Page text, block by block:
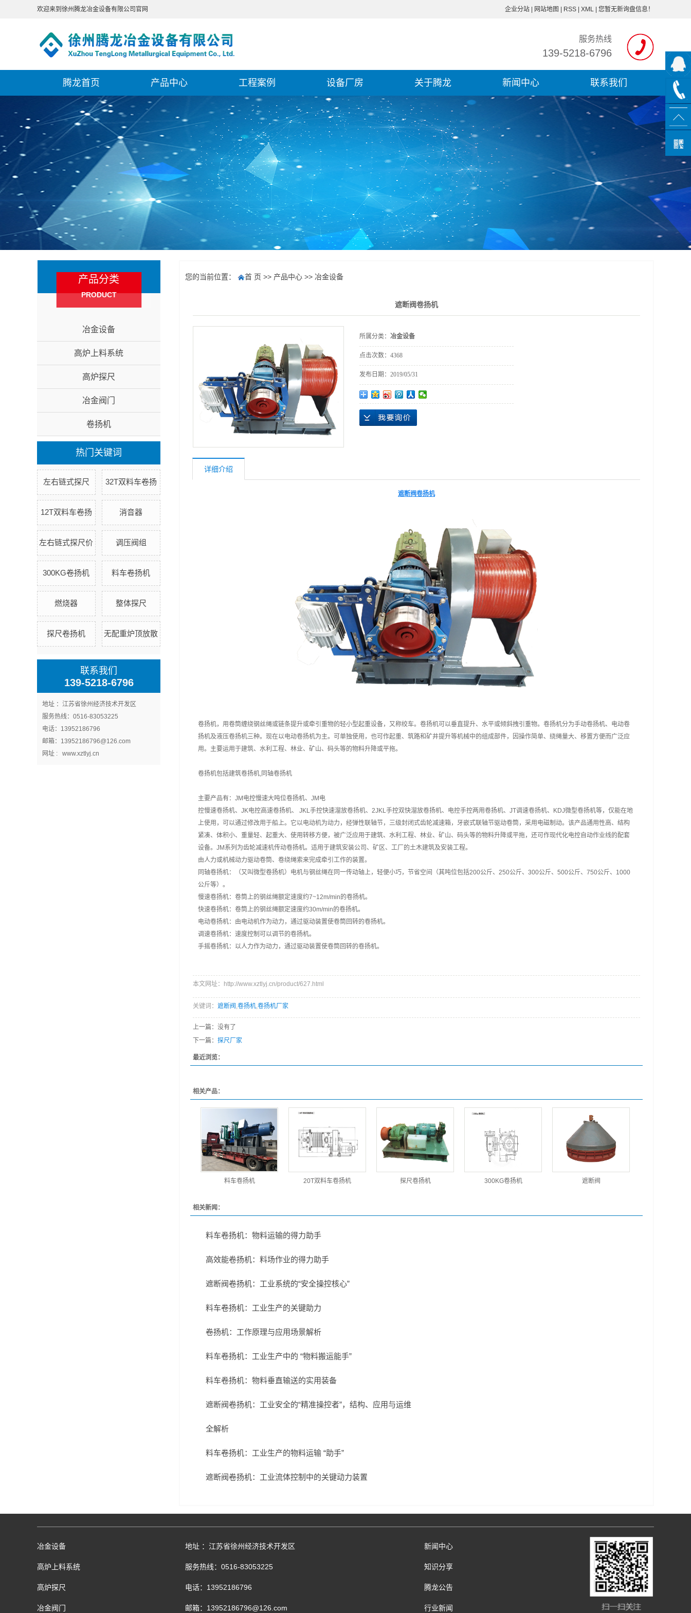
欢迎来到徐州腾龙冶金设备有限公司官网 企业分站 网站地图 RSS XML 您暂无新询盘信息！
服务热线
139-5218-6796
腾龙首页 产品中心
冶金设备
高炉上料系统
高炉探尺
冶金阀门
卷扬机
工程案例
冶金设备案例
设备厂房 关于腾龙
公司简介
联系我们
新闻中心 联系我们
产品分类
PRODUCT
冶金设备
高炉上料系统
高炉探尺
冶金阀门
卷扬机
热门关键词
左右链式探尺 32T双料车卷扬
12T双料车卷扬 消音器
左右链式探尺价 调压阀组
300KG卷扬机 料车卷扬机
燃烧器 整体探尺
探尺卷扬机 无配重炉顶放散
联系我们
139-5218-6796
地址 ：江苏省徐州经济技术开发区
服务热线：0516-83053225
电话：13952186796
邮箱：13952186796@126.com
网址 : www.xztlyj.cn
您的当前位置： 首 页 >> 产品中心 >> 冶金设备
遮断阀卷扬机
所属分类： 冶金设备
点击次数： 4368
发布日期： 2019/05/31
详细介绍
遮断阀卷扬机
卷扬机，用卷筒缠绕钢丝绳或链条提升或牵引重物的轻小型起重设备，又称绞车。卷扬机可以垂直提升、水平或倾斜拽引重物。卷扬机分为手动卷扬机、电动卷
扬机及液压卷扬机三种。现在以电动卷扬机为主。可单独使用，也可作起重、筑路和矿井提升等机械中的组成部件，因操作简单、绕绳量大、移置方便而广泛应
用。主要运用于建筑、水利工程、林业、矿山、码头等的物料升降或平拖。
卷扬机包括建筑卷扬机,同轴卷扬机
主要产品有：JM电控慢速大吨位卷扬机、JM电
控慢速卷扬机、JK电控高速卷扬机、 JKL手控快速溜放卷扬机、2JKL手控双快溜放卷扬机、电控手控两用卷扬机、JT调速卷扬机、KDJ微型卷扬机等，仅能在地
上使用，可以通过修改用于船上。它以电动机为动力，经弹性联轴节，三级封闭式齿轮减速箱，牙嵌式联轴节驱动卷筒，采用电磁制动。该产品通用性高、结构
紧凑、体积小、重量轻、起重大、使用转移方便，被广泛应用于建筑、水利工程、林业、矿山、码头等的物料升降或平拖，还可作现代化电控自动作业线的配套
设备。JM系列为齿轮减速机传动卷扬机。适用于建筑安装公司、矿区、工厂的土木建筑及安装工程。
由人力或机械动力驱动卷筒、卷绕绳索来完成牵引工作的装置。
同轴卷扬机：（又叫微型卷扬机）电机与钢丝绳在同一传动轴上，轻便小巧，节省空间（其吨位包括200公斤、250公斤、300公斤、500公斤、750公斤、1000
公斤等）。
慢速卷扬机：卷筒上的钢丝绳额定速度约7~12m/min的卷扬机。
快速卷扬机：卷筒上的钢丝绳额定速度约30m/min的卷扬机。
电动卷扬机：由电动机作为动力，通过驱动装置使卷筒回转的卷扬机。
调速卷扬机：速度控制可以调节的卷扬机。
手摇卷扬机：以人力作为动力，通过驱动装置使卷筒回转的卷扬机。
本文网址：http://www.xztlyj.cn/product/627.html
关键词： 遮断阀 ,卷扬机,卷扬机厂家
上一篇：没有了
下一篇： 探尺厂家
最近浏览：
相关产品：
料车卷扬机 20T双料车卷扬机 探尺卷扬机 300KG卷扬机 遮断阀
相关新闻：
料车卷扬机：物料运输的得力助手
高效能卷扬机：料场作业的得力助手
遮断阀卷扬机：工业系统的“安全操控核心”
料车卷扬机：工业生产的关键助力
卷扬机：工作原理与应用场景解析
料车卷扬机：工业生产中的 “物料搬运能手”
料车卷扬机：物料垂直输送的实用装备
遮断阀卷扬机：工业安全的“精准操控者”，结构、应用与运维
全解析
料车卷扬机：工业生产的物料运输 “助手”
遮断阀卷扬机：工业流体控制中的关键动力装置
冶金设备
高炉上料系统
高炉探尺
冶金阀门
地址 ：江苏省徐州经济技术开发区
服务热线：0516-83053225
电话：13952186796
邮箱：13952186796@126.com
新闻中心
知识分享
腾龙公告
行业新闻